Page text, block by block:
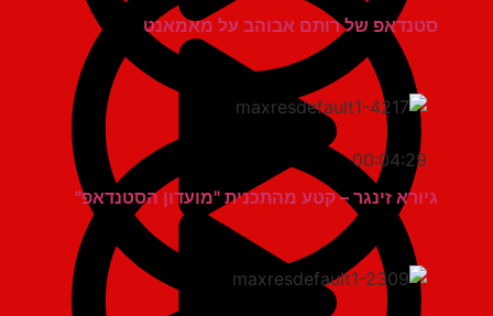
סטנדאפ של רותם אבוהב על מאמאנט
00:04:29
גיורא זינגר – קטע מהתכנית "מועדון הסטנדאפ"